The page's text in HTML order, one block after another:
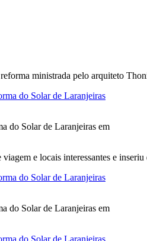
ministrada pelo arquiteto
do Solar de Laranjeiras em
e locais interessantes e
do Solar de Laranjeiras em